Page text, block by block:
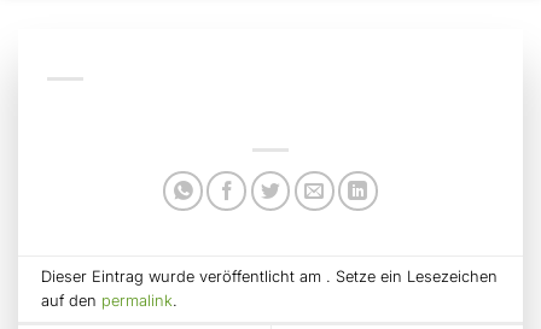
Dieser Eintrag wurde veröffentlicht am . Setze ein Lesezeichen
auf den permalink.